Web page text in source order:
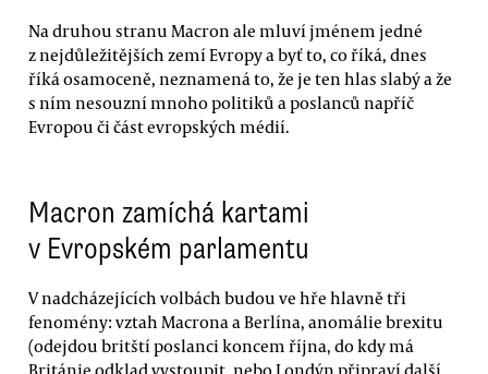
Na druhou stranu Macron ale mluví jménem jedné
z nejdůležitějších zemí Evropy a byť to, co říká, dnes
říká osamoceně, neznamená to, že je ten hlas slabý a že
s ním nesouzní mnoho politiků a poslanců napříč
Evropou či část evropských médií.
Macron zamíchá kartami
v Evropském parlamentu
V nadcházejících volbách budou ve hře hlavně tři
fenomény: vztah Macrona a Berlína, anomálie brexitu
(odejdou britští poslanci koncem října, do kdy má